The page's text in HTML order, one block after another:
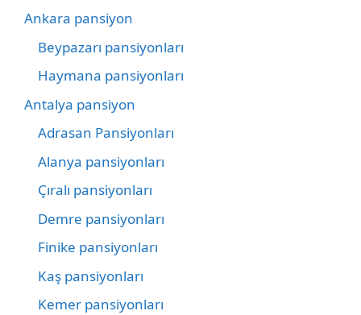
Ankara pansiyon
Beypazarı pansiyonları
Haymana pansiyonları
Antalya pansiyon
Adrasan Pansiyonları
Alanya pansiyonları
Çıralı pansiyonları
Demre pansiyonları
Finike pansiyonları
Kaş pansiyonları
Kemer pansiyonları